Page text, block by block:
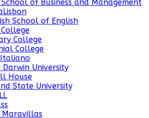
of Business and Management
School of English
College
College
Darwin University
House
State University
Maravillas